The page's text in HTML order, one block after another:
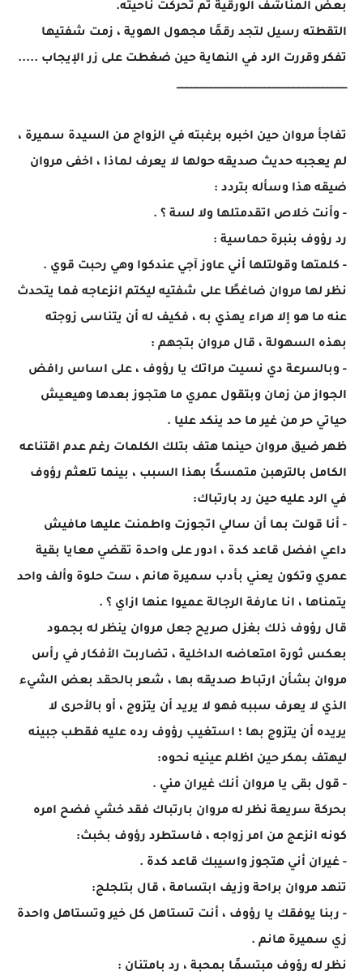
بعض المناشف الورقية ثم تحركت ناحيته.
التقطته رسيل لتجد رقمًا مجهول الهوية ، زمت شفتيها
تفكر وقررت الرد في النهاية حين ضغطت على زر الإيجاب .....
___________________________________
تفاجأ مروان حين اخبره برغبته في الزواج من السيدة سميرة ،
لم يعجبه حديث صديقه حولها لا يعرف لماذا ، اخفى مروان
ضيقه هذا وسأله بتردد :
- وأنت خلاص اتقدمتلها ولا لسة ؟ .
رد رؤوف بنبرة حماسية :
- كلمتها وقولتلها أني عاوز آجي عندكوا وهي رحبت قوي .
نظر لها مروان ضاغطًا على شفتيه ليكتم انزعاجه فما يتحدث
عنه ما هو إلا هراء يهذي به ، فكيف له أن يتناسى زوجته
بهذه السهولة ، قال مروان بتجهم :
- وبالسرعة دي نسيت مراتك يا رؤوف ، على اساس رافض
الجواز من زمان وبتقول عمري ما هتجوز بعدها وهيعيش
حياتي حر من غير ما حد ينكد عليا .
ظهر ضيق مروان حينما هتف بتلك الكلمات رغم عدم اقتناعه
الكامل بالترهبن متمسكًا بهذا السبب ، بينما تلعثم رؤوف
في الرد عليه حين رد بارتباك:
- أنا قولت بما أن سالي اتجوزت واطمنت عليها مافيش
داعي افضل قاعد كدة ، ادور على واحدة تقضي معايا بقية
عمري وتكون يعني بأدب سميرة هانم ، ست حلوة وألف واحد
يتمناها ، انا عارفة الرجالة عميوا عنها ازاي ؟ .
قال رؤوف ذلك بغزل صريح جعل مروان ينظر له بجمود
بعكس ثورة امتعاضه الداخلية ، تضاربت الأفكار في رأس
مروان بشأن ارتباط صديقه بها ، شعر بالحقد بعض الشيء
الذي لا يعرف سببه فهو لا يريد أن يتزوج ، أو بالأحرى لا
يريده أن يتزوج بها ؛ استغيب رؤوف رده عليه فقطب جبينه
ليهتف بمكر حين اظلم عينيه نحوه:
- قول بقى يا مروان أنك غيران مني .
بحركة سريعة نظر له مروان بارتباك فقد خشي فضح امره
كونه انزعج من امر زواجه ، فاستطرد رؤوف بخبث:
- غيران أني هتجوز واسيبك قاعد كدة .
تنهد مروان براحة وزيف ابتسامة ، قال بتلجلج:
- ربنا يوفقك يا رؤوف ، أنت تستاهل كل خير وتستاهل واحدة
زي سميرة هانم .
نظر له رؤوف مبتسمًا بمحبة ، رد بامتنان :